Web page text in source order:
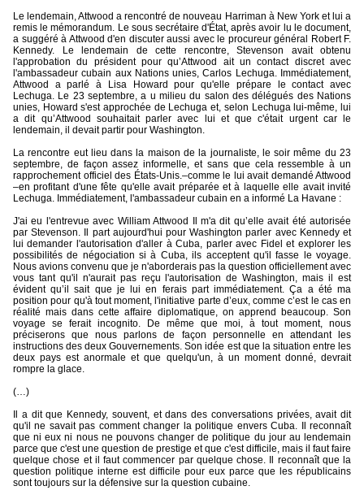
Le lendemain, Attwood a rencontré de nouveau Harriman à New York et lui a
remis le mémorandum. Le sous secrétaire d'État, après avoir lu le document,
a suggéré à Attwood d'en discuter aussi avec le procureur général Robert F.
Kennedy. Le lendemain de cette rencontre, Stevenson avait obtenu
l'approbation du président pour qu’Attwood ait un contact discret avec
l'ambassadeur cubain aux Nations unies, Carlos Lechuga. Immédiatement,
Attwood a parlé à Lisa Howard pour qu'elle prépare le contact avec
Lechuga. Le 23 septembre, a u milieu du salon des délégués des Nations
unies, Howard s'est approchée de Lechuga et, selon Lechuga lui-même, lui
a dit qu’Attwood souhaitait parler avec lui et que c'était urgent car le
lendemain, il devait partir pour Washington.
La rencontre eut lieu dans la maison de la journaliste, le soir même du 23
septembre, de façon assez informelle, et sans que cela ressemble à un
rapprochement officiel des États-Unis.–comme le lui avait demandé Attwood
–en profitant d'une fête qu'elle avait préparée et à laquelle elle avait invité
Lechuga. Immédiatement, l'ambassadeur cubain en a informé La Havane :
J'ai eu l'entrevue avec William Attwood Il m'a dit qu’elle avait été autorisée
par Stevenson. Il part aujourd'hui pour Washington parler avec Kennedy et
lui demander l'autorisation d'aller à Cuba, parler avec Fidel et explorer les
possibilités de négociation si à Cuba, ils acceptent qu'il fasse le voyage.
Nous avions convenu que je n'aborderais pas la question officiellement avec
vous tant qu'il n'aurait pas reçu l'autorisation de Washington, mais il est
évident qu’il sait que je lui en ferais part immédiatement. Ça a été ma
position pour qu'à tout moment, l'initiative parte d’eux, comme c’est le cas en
réalité mais dans cette affaire diplomatique, on apprend beaucoup. Son
voyage se ferait incognito. De même que moi, à tout moment, nous
préciserons que nous parlons de façon personnelle en attendant les
instructions des deux Gouvernements. Son idée est que la situation entre les
deux pays est anormale et que quelqu'un, à un moment donné, devrait
rompre la glace.
(…)
Il a dit que Kennedy, souvent, et dans des conversations privées, avait dit
qu'il ne savait pas comment changer la politique envers Cuba. Il reconnaît
que ni eux ni nous ne pouvons changer de politique du jour au lendemain
parce que c'est une question de prestige et que c'est difficile, mais il faut faire
quelque chose et il faut commencer par quelque chose. Il reconnaît que la
question politique interne est difficile pour eux parce que les républicains
sont toujours sur la défensive sur la question cubaine.